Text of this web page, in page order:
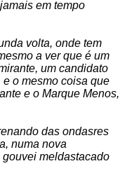
em tempo
volta, onde tem
a ver que é um
um candidato
o mesmo coisa que
e o Marque Menos,
das ondasres
numa nova
meldastacado